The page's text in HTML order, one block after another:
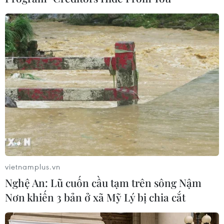
#Giá trị
#Thương hiệu
#Sản xuất kinh doanh
#Phát triển bền vững
#Doanh nhân
#VCCI
TP. Hà Nội
Theo dõi VietnamPlus
TIN LIÊN QUAN
vietnamplus.vn
Nghệ An: Lũ cuốn cầu tạm trên sông Nậm
Nơn khiến 3 bản ở xã Mỹ Lý bị chia cắt